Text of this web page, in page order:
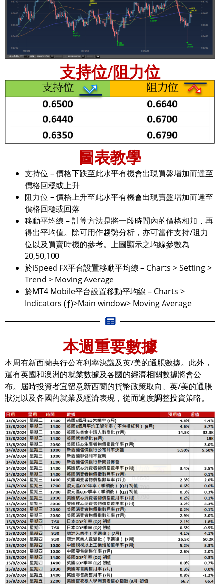
支持位/阻力位
圖表教學
支持位 – 價格下跌至此水平有機會出現買盤增加而達至
價格回穩或上升
阻力位 – 價格上升至此水平有機會出現賣盤增加而達至
價格回穩或回落
移動平均線 – 計算方法是將一段時間內的價格相加，再
得出平均值。除可用作趨勢分析，亦可當作支持/阻力
位以及買賣時機的參考。上圖顯示之均線參數為
20,50,100
於iSpeed FX平台設置移動平均線 – Charts > Setting >
Trend > Moving Average
於MT4 Mobile平台設置移動平均線 – Charts >
Indicators (ƒ)>Main window> Moving Average
本週重要數據
本周有新西蘭央行公布利率決議及英/美的通脹數據。此外，
還有英國和澳洲的就業數據及各國的經濟相關數據將會公
布。屆時投資者宜留意新西蘭的貨幣政策取向、英/美的通脹
狀況以及各國的就業及經濟表現，從而適度調整投資策略。